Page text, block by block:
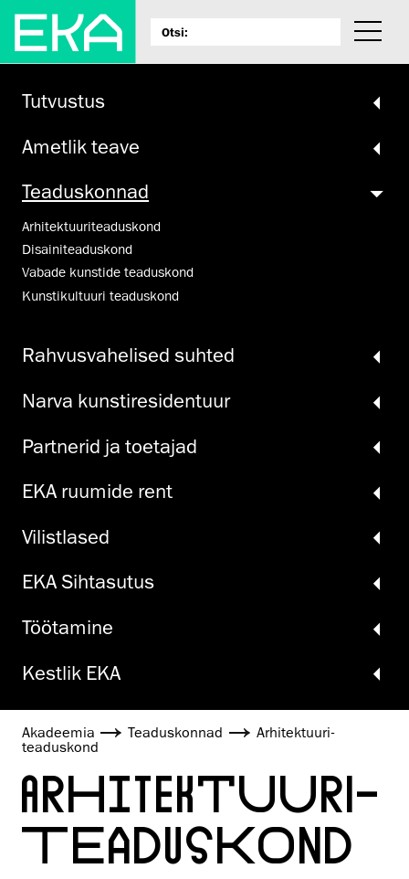
Tutvustus
Ametlik teave
Teadus­konnad
Arhitektuuri­teaduskond
Disainiteaduskond
Vabade kunstide teaduskond
Kunstikultuuri teaduskond
Rahvus­vahelised suhted
Narva kunsti­residentuur
Partnerid ja toetajad
EKA ruumide rent
Vilistlased
EKA Sihtasutus
Töö­tamine
Kestlik EKA
Akadeemia Teadus­konnad
Arhitektuuri­
teaduskond
ARHITEKTUURI­
TEADUSKOND